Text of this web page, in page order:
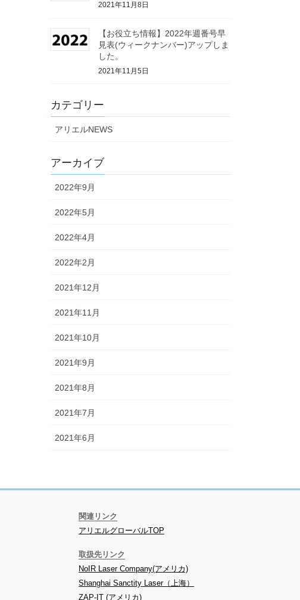
2021年11月8日
【お役立ち情報】2022年週番号早
見表(ウィークナンバー)アップしま
した。
2021年11月5日
カテゴリー
アリエルNEWS
アーカイブ
2022年9月
2022年5月
2022年4月
2022年2月
2021年12月
2021年11月
2021年10月
2021年9月
2021年8月
2021年7月
2021年6月
関連リンク
アリエルグローバルTOP
取扱先リンク
NoIR Laser Company(アメリカ)
Shanghai Sanctity Laser（上海）
ZAP-IT (アメリカ)